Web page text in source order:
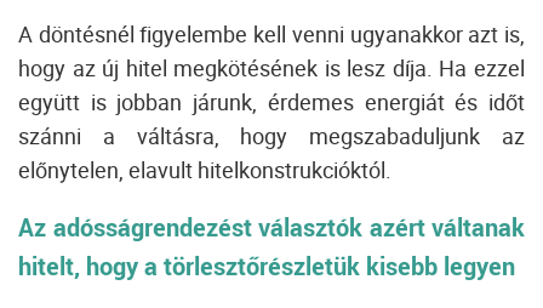
A döntésnél figyelembe kell venni ugyanakkor azt is,
hogy az új hitel megkötésének is lesz díja. Ha ezzel
együtt is jobban járunk, érdemes energiát és időt
szánni a váltásra, hogy megszabaduljunk az
előnytelen, elavult hitelkonstrukcióktól.
Az adósságrendezést választók azért váltanak
hitelt, hogy a törlesztőrészletük kisebb legyen